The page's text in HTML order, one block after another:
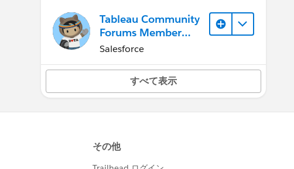
Tableau Community
Forums Member
(Inactive)
Salesforce
すべて表示